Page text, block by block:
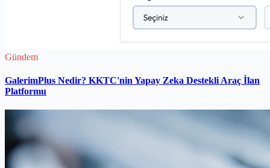
Gündem
GalerimPlus Nedir? KKTC'nin Yapay Zeka Destekli Araç İlan
Platformu